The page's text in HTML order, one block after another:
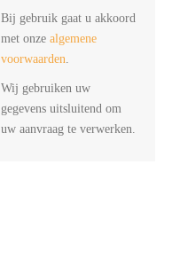
Bij gebruik gaat u akkoord
met onze algemene
voorwaarden.
Wij gebruiken uw
gegevens uitsluitend om
uw aanvraag te verwerken.